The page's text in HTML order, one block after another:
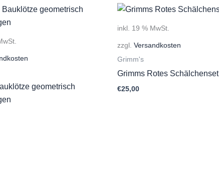
geometrisch
inkl. 19 % MwSt.
zzgl. Versandkosten
Grimm's
Grimms Rotes Schälchenset
€25,00